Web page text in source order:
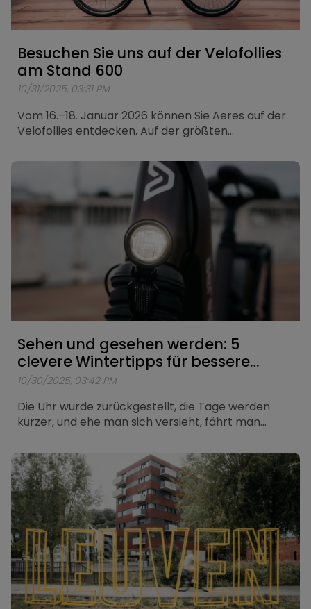
Besuchen Sie uns auf der Velofollies
am Stand 600
10/31/2025, 03:31 PM
Vom 16.–18. Januar 2026 können Sie Aeres auf der
Velofollies entdecken. Auf der größten
anderem unsere Citybikes und Tourenräder.
Sehen und gesehen werden: 5
clevere Wintertipps für bessere
Sichtbarkeit
10/30/2025, 03:42 PM
Die Uhr wurde zurückgestellt, die Tage werden
kürzer, und ehe man sich versieht, fährt man
bringt immer ein zusätzliches Risiko mit sich, aber
mit der richtigen Vorbereitung bleibst du sicher
und sichtbar unterwegs. Hier findest du fünf starke
Tipps, um mit Vertrauen und guter Beleuchtung
durch den Winter zu radeln.